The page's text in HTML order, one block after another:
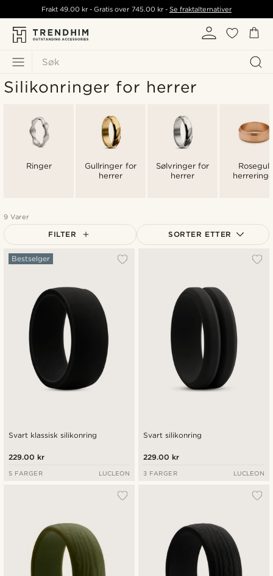
Søk
Frakt49.00 kr - Gratis over 745.00 kr- Se fraktalternativer
Silikonringer for herrer
Ringer
Gullringer for
herrer
Sølvringer for
herrer
Rosegull
9 Varer
FILTER SORTER ETTER
Laveste pris
Høyeste pris
Svart klassisk silikonring
Bestselger
229.00 kr
5 FARGER LUCLEON
Svart silikonring
229.00 kr
3 FARGER LUCLEON